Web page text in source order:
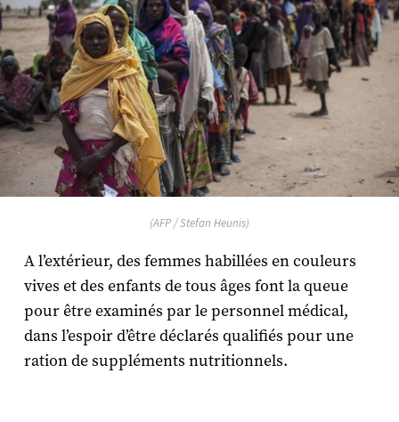
(AFP / Stefan Heunis)
A l’extérieur, des femmes habillées en couleurs
vives et des enfants de tous âges font la queue
pour être examinés par le personnel médical,
dans l’espoir d’être déclarés qualifiés pour une
ration de suppléments nutritionnels.